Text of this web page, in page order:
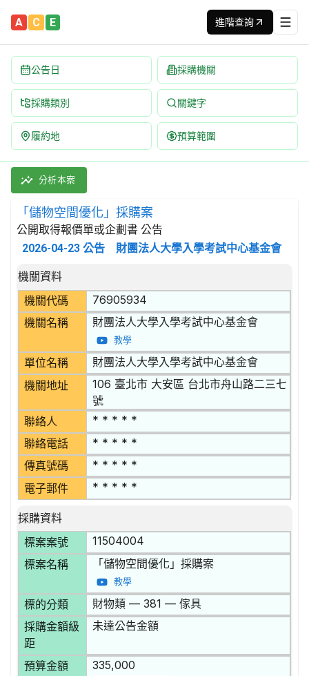
A C E 進階查詢
公告日 採購機關
採購類別 關鍵字
履約地 預算範圍
「儲物空間優化」採購案 招標公告 | 案號：11504004 | 公
採購類別：財物類 傢具 | 招標方式：公開取得報價單或企
分析本案
「儲物空間優化」採購案
公開取得報價單或企劃書 公告
2026-04-23 公告 財團法人大學入學考試中心基金會
招標公告詳細內容
機關資料
機關代碼
76905934
機關名稱 財團法人大學入學考試中心基金會
教學
單位名稱 財團法人大學入學考試中心基金會
機關地址
106 臺北市 大安區 台北市舟山路二三七
號
聯絡人 * * * * *
聯絡電話 * * * * *
傳真號碼 * * * * *
電子郵件 * * * * *
採購資料
標案案號
11504004
標案名稱 「儲物空間優化」採購案
教學
標的分類 財物類 — 381 — 傢具
採購金額級
距
未達公告金額
預算金額 335,000